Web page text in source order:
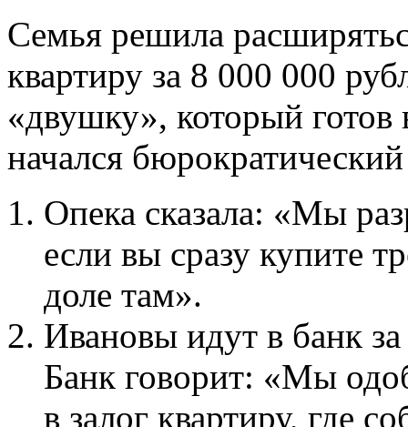
Семья решила
квартиру за 8 000 000
«двушку», который готов
начался
Опека сказала: «Мы
если вы сразу купите
доле там».
Ивановы идут в банк
Банк говорит: «Мы
в залог квартиру, где